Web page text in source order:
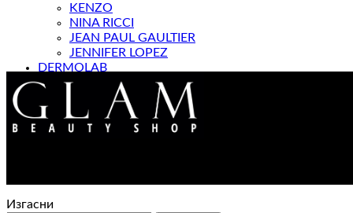
KENZO
NINA RICCI
JEAN PAUL GAULTIER
JENNIFER LOPEZ
DERMOLAB
МАГАЗИН
Изгасни